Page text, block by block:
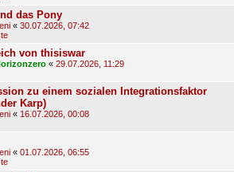
das Pony
« 30.07.2026, 07:42
von thisiswar
« 29.07.2026, 11:29
zu einem sozialen Integrationsfaktor
Karp)
« 16.07.2026, 00:08
« 01.07.2026, 06:55